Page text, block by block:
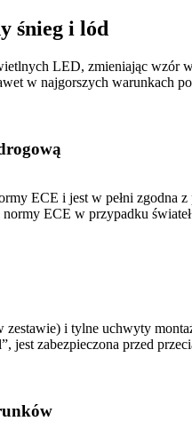
śnieg i lód
LED, zmieniając
w najgorszych warunkach
ECE i jest w pełni
ECE w przypadku
zestawie) i tylne uchwyty
jest zabezpieczona przed